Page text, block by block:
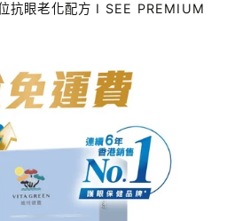
抗眼老化配方 I SEE PREMIUM